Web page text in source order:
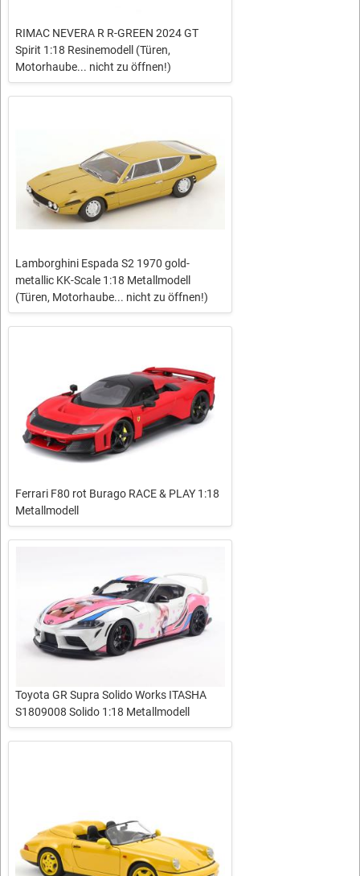
RIMAC NEVERA R R-GREEN 2024 GT
Spirit 1:18 Resinemodell (Türen,
Motorhaube... nicht zu öffnen!)
Lamborghini Espada S2 1970 gold-
metallic KK-Scale 1:18 Metallmodell
(Türen, Motorhaube... nicht zu öffnen!)
Ferrari F80 rot Burago RACE & PLAY 1:18
Metallmodell
Toyota GR Supra Solido Works ITASHA
S1809008 Solido 1:18 Metallmodell